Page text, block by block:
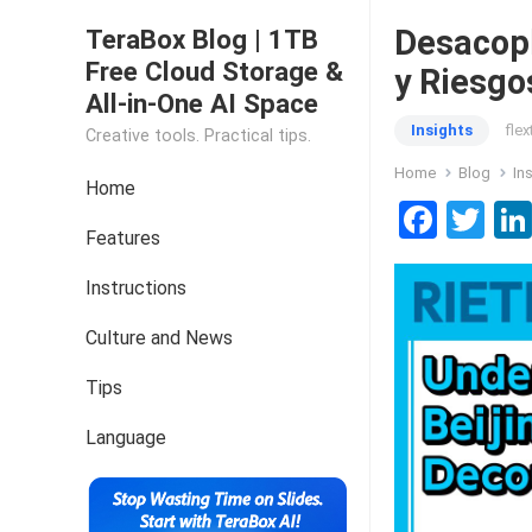
TeraBox Blog | 1TB
Free Cloud Storage &
All-in-One AI Space
Creative tools. Practical tips.
Home
Features
Instructions
Culture and News
Tips
Language
y
Insights
Home Blog
F
a
ce
b
o
o
k
T
wi
tt
er